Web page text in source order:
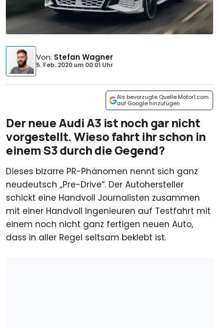
Von: Stefan Wagner
5. Feb. 2020 um 00:01 Uhr
Als bevorzugte Quelle Motor1.com
auf Google hinzufügen
Der neue Audi A3 ist noch gar nicht
vorgestellt. Wieso fahrt ihr schon in
einem S3 durch die Gegend?
Dieses bizarre PR-Phänomen nennt sich ganz
neudeutsch „Pre-Drive“. Der Autohersteller
schickt eine Handvoll Journalisten zusammen
mit einer Handvoll Ingenieuren auf Testfahrt mit
einem noch nicht ganz fertigen neuen Auto,
dass in aller Regel seltsam beklebt ist.